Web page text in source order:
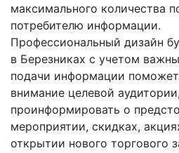
максимального количества
потребителю информации.
Профессиональный дизайн
в Березниках с учетом
подачи информации
внимание целевой аудитории,
проинформировать о
мероприятии, скидках,
открытии нового торгового